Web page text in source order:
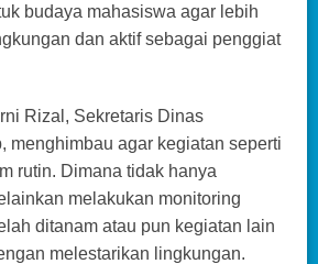
budaya mahasiswa agar lebih
dan aktif sebagai penggiat
Rizal, Sekretaris Dinas
menghimbau agar kegiatan seperti
rutin. Dimana tidak hanya
melakukan monitoring
ditanam atau pun kegiatan lain
melestarikan lingkungan.